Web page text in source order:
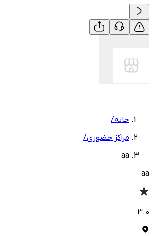
خانه/
مراکز حضوری/
aa
aa
3.0